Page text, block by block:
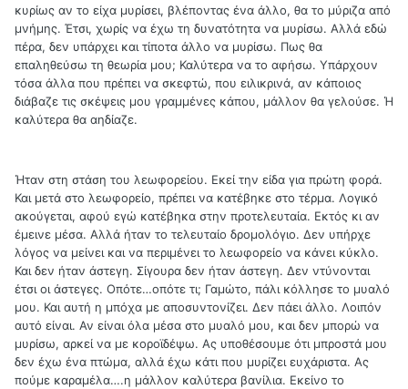
κυρίως αν το είχα μυρίσει, βλέποντας ένα άλλο, θα το μύριζα από
μνήμης. Έτσι, χωρίς να έχω τη δυνατότητα να μυρίσω. Αλλά εδώ
πέρα, δεν υπάρχει και τίποτα άλλο να μυρίσω. Πως θα
επαληθεύσω τη θεωρία μου; Καλύτερα να το αφήσω. Υπάρχουν
τόσα άλλα που πρέπει να σκεφτώ, που ειλικρινά, αν κάποιος
διάβαζε τις σκέψεις μου γραμμένες κάπου, μάλλον θα γελούσε. Ή
καλύτερα θα αηδίαζε.
Ήταν στη στάση του λεωφορείου. Εκεί την είδα για πρώτη φορά.
Και μετά στο λεωφορείο, πρέπει να κατέβηκε στο τέρμα. Λογικό
ακούγεται, αφού εγώ κατέβηκα στην προτελευταία. Εκτός κι αν
έμεινε μέσα. Αλλά ήταν το τελευταίο δρομολόγιο. Δεν υπήρχε
λόγος να μείνει και να περιμένει το λεωφορείο να κάνει κύκλο.
Και δεν ήταν άστεγη. Σίγουρα δεν ήταν άστεγη. Δεν ντύνονται
έτσι οι άστεγες. Οπότε…οπότε τι; Γαμώτο, πάλι κόλλησε το μυαλό
μου. Και αυτή η μπόχα με αποσυντονίζει. Δεν πάει άλλο. Λοιπόν
αυτό είναι. Αν είναι όλα μέσα στο μυαλό μου, και δεν μπορώ να
μυρίσω, αρκεί να με κοροϊδέψω. Ας υποθέσουμε ότι μπροστά μου
δεν έχω ένα πτώμα, αλλά έχω κάτι που μυρίζει ευχάριστα. Ας
πούμε καραμέλα….η μάλλον καλύτερα βανίλια. Εκείνο το